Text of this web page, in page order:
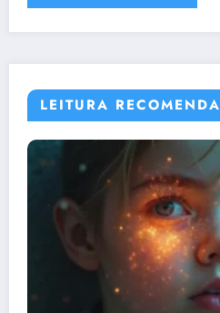
LEITURA RECOMENDA